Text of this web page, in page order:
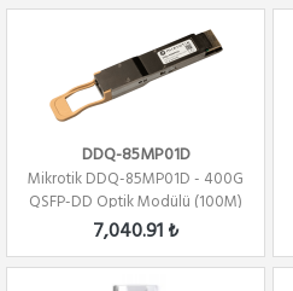
DDQ-85MP01D
Mikrotik DDQ-85MP01D - 400G
QSFP-DD Optik Modülü (100M)
7,040.91 ₺